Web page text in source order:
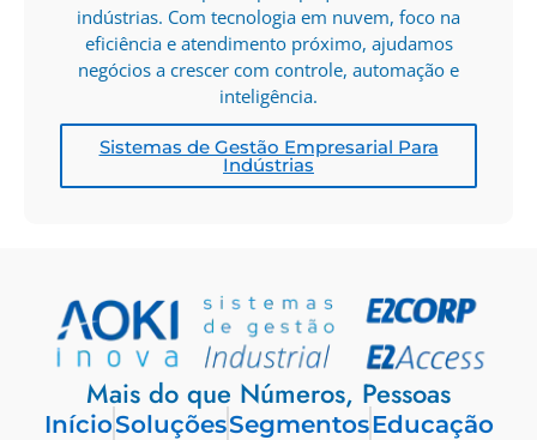
indústrias. Com tecnologia em nuvem, foco na
eficiência e atendimento próximo, ajudamos
negócios a crescer com controle, automação e
inteligência.
Sistemas de Gestão Empresarial Para
Indústrias
Mais do que Números, Pessoas
InícioSoluçõesSegmentosEducação